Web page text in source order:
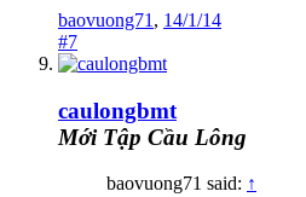
baovuong71 , 14/1/14
#7
caulongbmt
Mới Tập Cầu Lông
baovuong71 said: ↑